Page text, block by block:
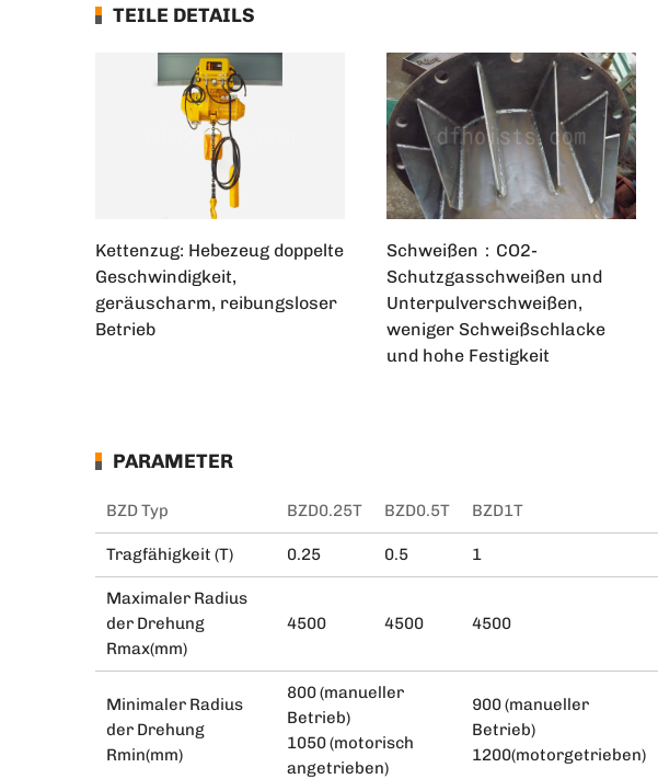
TEILE DETAILS
Kettenzug: Hebezeug doppelte
Geschwindigkeit,
geräuscharm, reibungsloser
Betrieb
Schweißen：CO2-
Schutzgasschweißen und
Unterpulverschweißen,
weniger Schweißschlacke
und hohe Festigkeit
PARAMETER
BZD Typ BZD0.25T BZD0.5T BZD1T
Tragfähigkeit (T) 0.25 0.5 1
Maximaler Radius
der Drehung
Rmax(mm)
4500 4500 4500
Minimaler Radius
der Drehung
Rmin(mm)
800 (manueller
Betrieb)
1050 (motorisch
angetrieben)
900 (manueller
Betrieb)
1200(motorgetrieben)